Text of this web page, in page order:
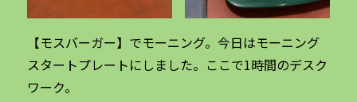
【モスバーガー】でモーニング。今日はモーニング
スタートプレートにしました。ここで1時間のデスク
ワーク。